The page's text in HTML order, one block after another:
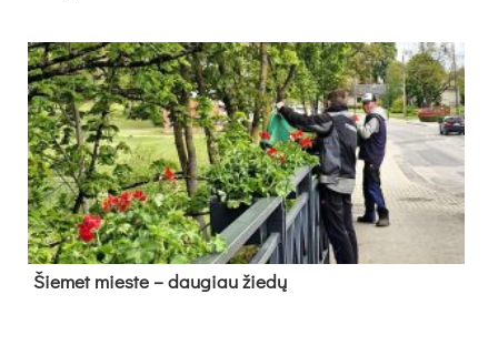
Šie­met mies­te – dau­giau žie­dų